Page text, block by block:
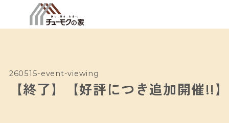
260515-event-viewing
【終了】【好評につき追加開催!!